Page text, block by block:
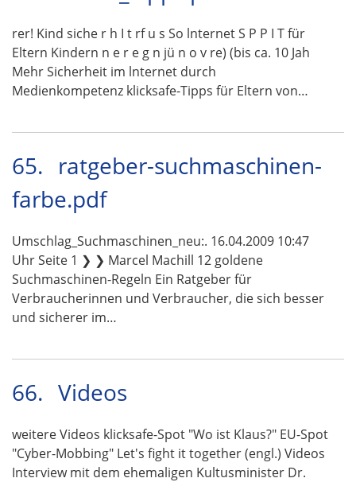
rer! Kind siche r h I t rf u s So lnternet S P P I T für
Eltern Kindern n e r e g n jü n o v re) (bis ca. 10 Jah
Mehr Sicherheit im lnternet durch
Medienkompetenz klicksafe-Tipps für Eltern von…
65. ratgeber-suchmaschinen-
farbe.pdf
Umschlag_Suchmaschinen_neu:. 16.04.2009 10:47
Uhr Seite 1 ❯ ❯ Marcel Machill 12 goldene
Suchmaschinen-Regeln Ein Ratgeber für
Verbraucherinnen und Verbraucher, die sich besser
und sicherer im…
66. Videos
weitere Videos klicksafe-Spot "Wo ist Klaus?" EU-Spot
"Cyber-Mobbing" Let's fight it together (engl.) Videos
Interview mit dem ehemaligen Kultusminister Dr.